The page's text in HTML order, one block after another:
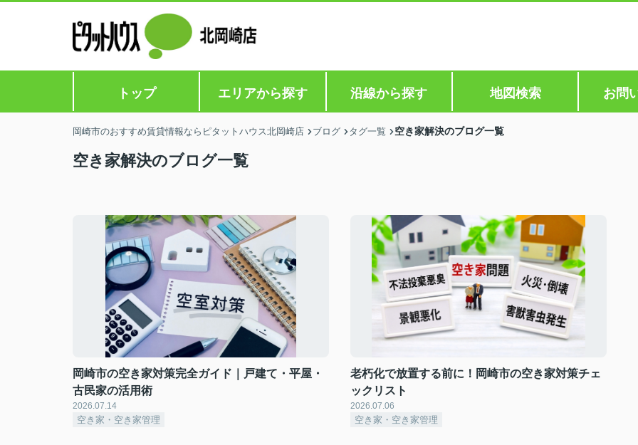
トップ エリアから探す 沿線から探す 地図検索 お問
岡崎市のおすすめ賃貸情報ならピタットハウス北岡崎店 ブログ タグ一覧 空き家解決のブログ一覧
空き家解決のブログ一覧
岡崎市の空き家対策完全ガイド｜戸建て・平屋・
古民家の活用術
2026.07.14
空き家・空き家管理
老朽化で放置する前に！岡崎市の空き家対策チェ
ックリスト
2026.07.06
空き家・空き家管理